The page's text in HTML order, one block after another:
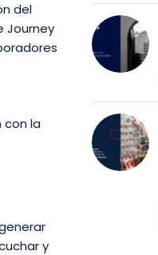
del
Journey
con la
y